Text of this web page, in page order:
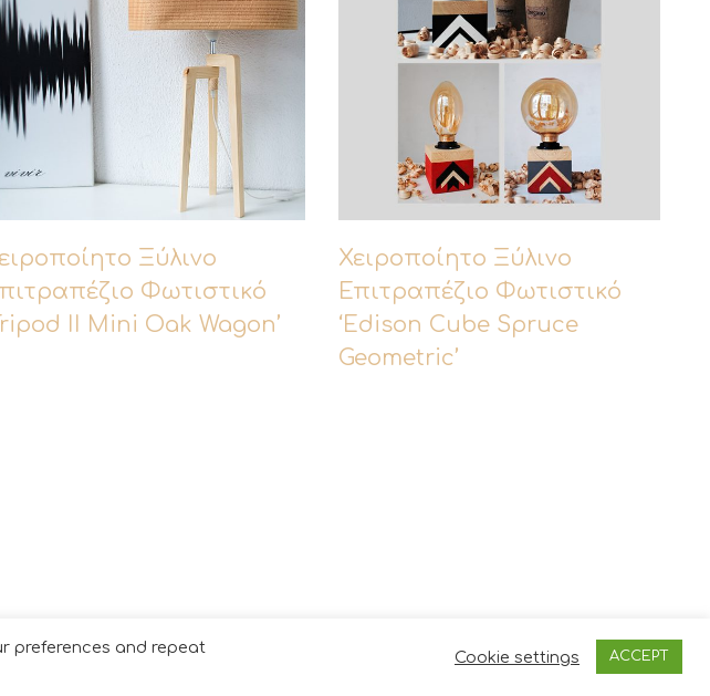
ΜΟΝΟ λάμπα LED για να αποφύγετε την
της ξύλινης επιφάνειας.
ΛΑΜΠΑ ΔΕΝ ΠΕΡΙΛΑΜΒΑΝΕΤΑΙ.
μόνο για εσωτερικό χώρο.
χρωματισμοί και τα νερά του ξύλου διαφέρουν εφόσον αποτελεί
χειροποίητο προϊόν από διαφορετικά κομμάτια ξύλου. Τα
που βλέπετε στην οθόνη σας ίσως διαφέρουν από την
Ξύλινο
Φωτιστικό
II Mini Oak Wagon’
Χειροποίητο Ξύλινο
Επιτραπέζιο Φωτιστικό
‘Edison Cube Spruce
Geometric’
Reserved
preferences and repeat
Cookie settings ACCEPT